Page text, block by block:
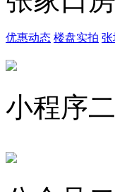
优惠动态 楼盘实拍 张
小程序